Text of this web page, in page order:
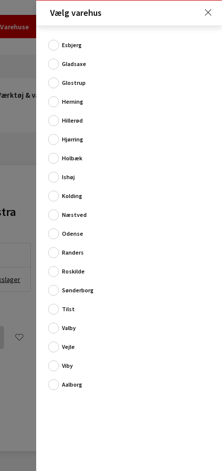
Varehuse
& værksted
Vælg varehus
Esbjerg
Gladsaxe
Glostrup
Herning
Hillerød
Hjørring
Holbæk
Ishøj
Kolding
Næstved
Odense
Randers
Roskilde
Sønderborg
Tilst
Valby
Vejle
Viby
Aalborg